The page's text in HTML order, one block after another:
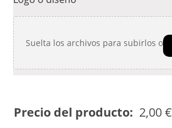
Suelta los archivos para subirlos o
Precio del producto: 2,00€